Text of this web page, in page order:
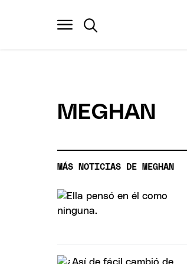
MEGHAN
MÁS NOTICIAS DE MEGHAN